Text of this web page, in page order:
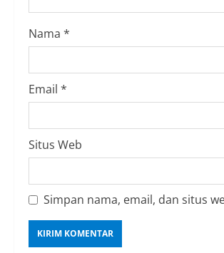
d
i
n
Nama *
Email *
Situs Web
Simpan nama, email, dan situs